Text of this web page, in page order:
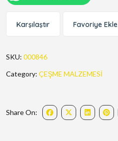
Karşılaştır Favoriye Ekle
SKU: 000846
Category: ÇEŞME MALZEMESİ
Share On: